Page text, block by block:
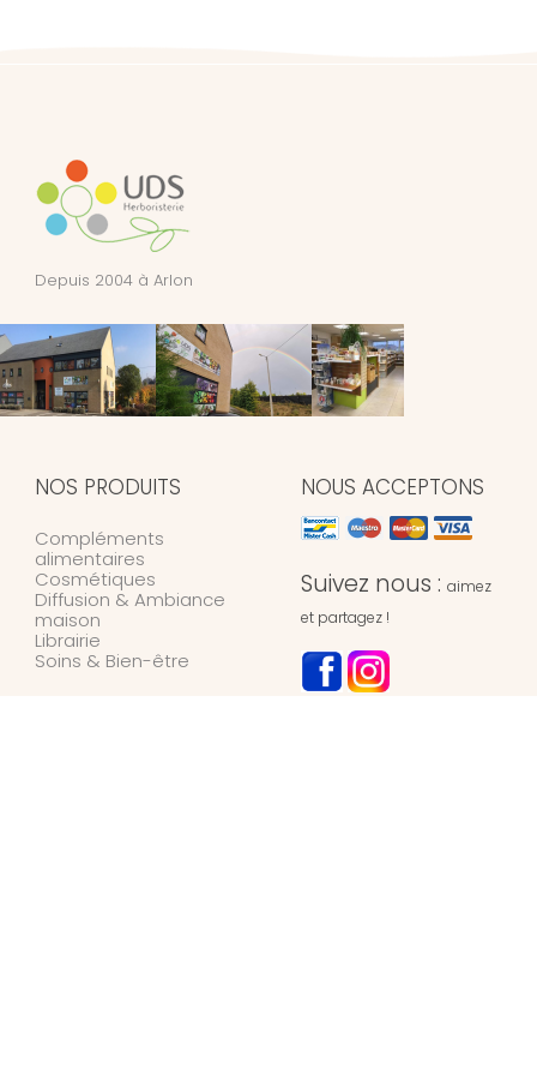
Depuis 2004 à Arlon
NOS PRODUITS
Compléments
alimentaires
Cosmétiques
Diffusion & Ambiance
maison
Librairie
Soins & Bien-être
NOUS ACCEPTONS
Suivez nous : aimez
et partagez !